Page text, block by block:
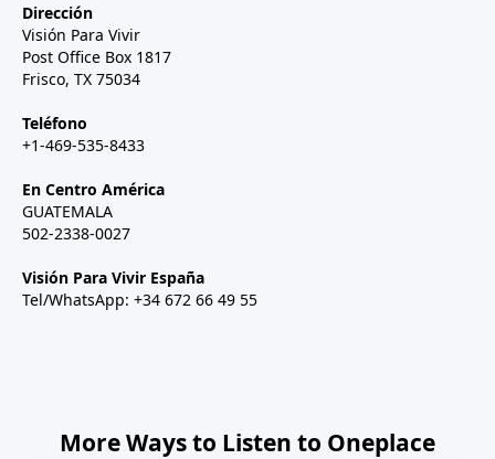
Dirección
Visión Para Vivir
Post Office Box 1817
Frisco, TX 75034
Teléfono
+1-469-535-8433
En Centro América
GUATEMALA
502-2338-0027
Visión Para Vivir España
Tel/WhatsApp: +34 672 66 49 55
More Ways to Listen to Oneplace